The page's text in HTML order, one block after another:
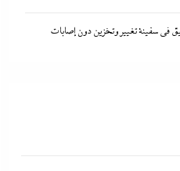
في سفينة تغيير وتخزين دون إصابات